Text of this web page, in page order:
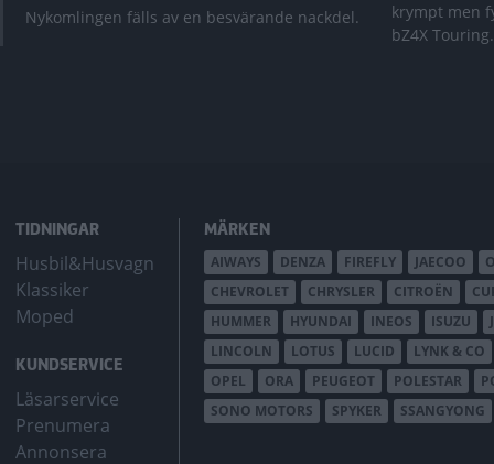
Nykomlingen fälls av en besvärande nackdel.
krympt men
bZ4X
TIDNINGAR
Husbil&Husvagn
Klassiker
Moped
KUNDSERVICE
Läsarservice
Prenumera
Annonsera
MÄRKEN
AIWAYS DENZA FIREFLY JAECOO
CHEVROLET
CHRYSLER CITROËN
HUMMER
HYUNDAI INEOS ISUZU
LINCOLN
LOTUS LUCID LYNK & CO
OPEL
ORA PEUGEOT POLESTAR
SONO MOTORS
SPYKER SSANGYONG